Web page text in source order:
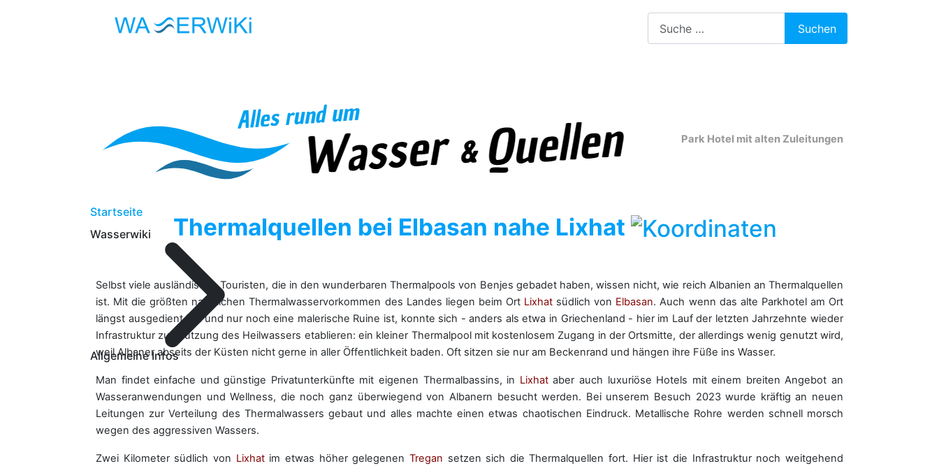
Suchen
Startseite
Wasserwiki
Allgemeine Infos
Park Hotel mit alten Zuleitungen
Thermalquellen bei Elbasan nahe Lixhat
Selbst viele ausländische Touristen, die in den wunderbaren Thermalpools von Benjes gebadet haben, wissen nicht, wie reich Albanien an Thermalquellen
ist. Mit die größten natürlichen Thermalwasservorkommen des Landes liegen beim Ort Lixhat südlich von Elbasan. Auch wenn das alte Parkhotel am Ort
längst ausgedient hat und nur noch eine malerische Ruine ist, konnte sich - anders als etwa in Griechenland - hier im Lauf der letzten Jahrzehnte wieder
Infrastruktur zur Nutzung des Heilwassers etablieren: ein kleiner Thermalpool mit kostenlosem Zugang in der Ortsmitte, der allerdings wenig genutzt wird,
weil Albaner abseits der Küsten nicht gerne in aller Öffentlichkeit baden. Oft sitzen sie nur am Beckenrand und hängen ihre Füße ins Wasser.
Man findet einfache und günstige Privatunterkünfte mit eigenen Thermalbassins, in Lixhataber auch luxuriöse Hotels mit einem breiten Angebot an
Wasseranwendungen und Wellness, die noch ganz überwiegend von Albanern besucht werden. Bei unserem Besuch 2023 wurde kräftig an neuen
Leitungen zur Verteilung des Thermalwassers gebaut und alles machte einen etwas chaotischen Eindruck. Metallische Rohre werden schnell morsch
wegen des aggressiven Wassers.
Zwei Kilometer südlich von Lixhatim etwas höher gelegenen Tregan setzen sich die Thermalquellen fort. Hier ist die Infrastruktur noch weitgehend